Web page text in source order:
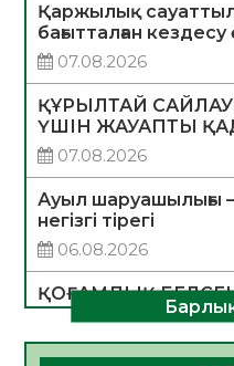
Қаржылық
бағытталған кездесу
07.08.2026
ҚҰРЫЛТАЙ
ҮШІН ЖАУАПТЫ
07.08.2026
Ауыл шаруашылығы
негізгі тірегі
06.08.2026
ҚОҒАМДЫҚ
ДАМУЫНЫҢ НЕГІЗІ
06.08.2026